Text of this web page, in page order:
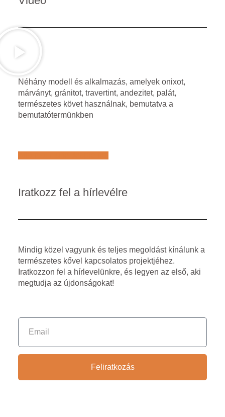
Néhány modell és alkalmazás, amelyek onixot,
márványt, gránitot, travertint, andezitet, palát,
természetes követ használnak, bemutatva a
bemutatótermünkben
Iratkozz fel a hírlevélre
Mindig közel vagyunk és teljes megoldást kínálunk a
természetes kővel kapcsolatos projektjéhez.
Iratkozzon fel a hírlevelünkre, és legyen az első, aki
megtudja az újdonságokat!
Feliratkozás